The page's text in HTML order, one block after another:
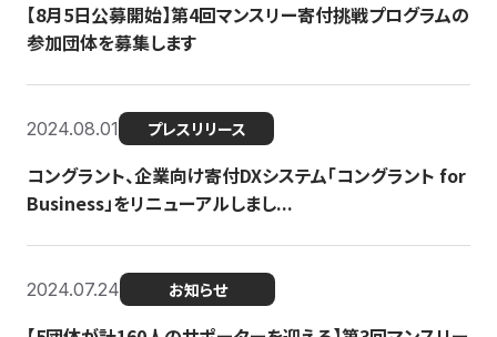
【8月5日公募開始】第4回マンスリー寄付挑戦プログラムの
参加団体を募集します
2024.08.01 プレスリリース
コングラント、企業向け寄付DXシステム「コングラント for
Business」をリニューアルしまし...
2024.07.24 お知らせ